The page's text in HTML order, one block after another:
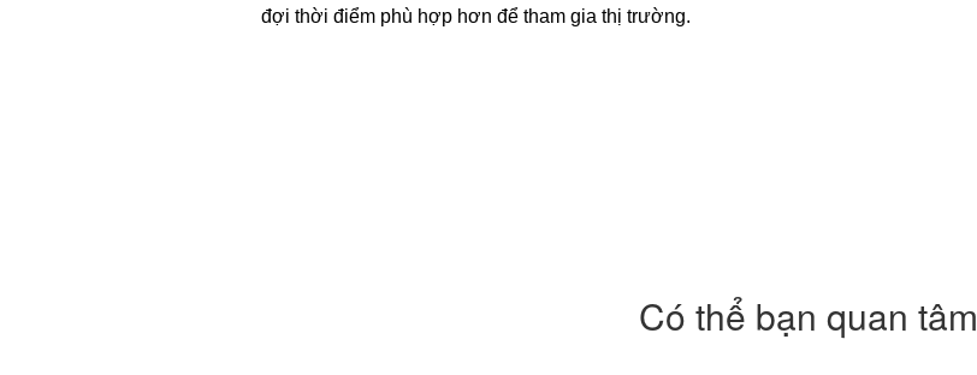
đợi thời điểm phù hợp hơn để tham gia thị trường.
Có thể bạn quan tâm